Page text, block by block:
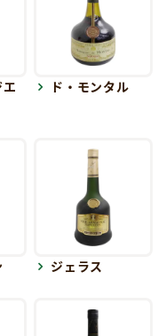
ド・モンタル
ジェラス